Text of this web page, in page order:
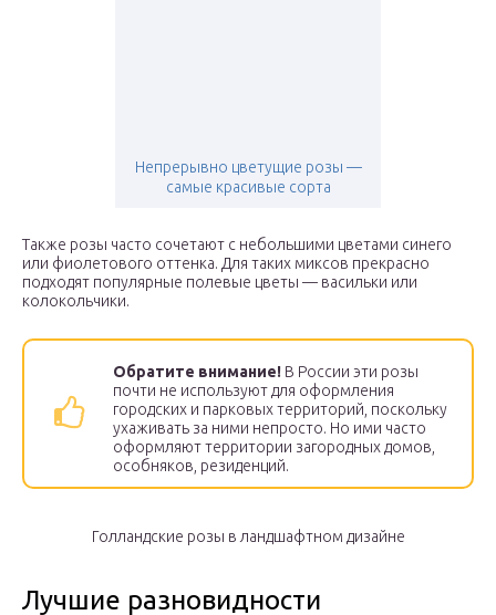
Непрерывно цветущие розы —
самые красивые сорта
Также розы часто сочетают с небольшими цветами синего
или фиолетового оттенка. Для таких миксов прекрасно
подходят популярные полевые цветы — васильки или
колокольчики.
Обратите внимание! В России эти розы
почти не используют для оформления
городских и парковых территорий, поскольку
ухаживать за ними непросто. Но ими часто
оформляют территории загородных домов,
особняков, резиденций.
Голландские розы в ландшафтном дизайне
Лучшие разновидности